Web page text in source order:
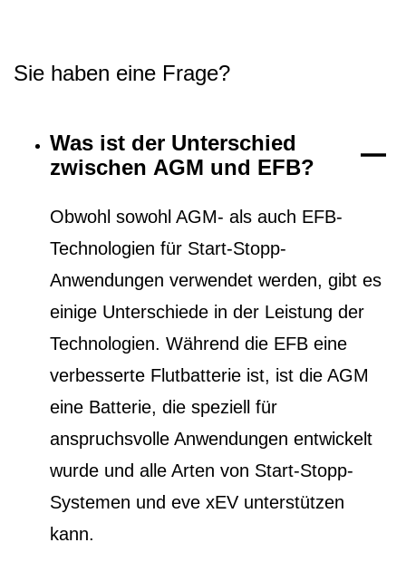
Sie haben eine Frage?
Was ist der Unterschied
zwischen AGM und EFB?
Obwohl sowohl AGM- als auch EFB-
Technologien für Start-Stopp-
Anwendungen verwendet werden, gibt es
einige Unterschiede in der Leistung der
Technologien. Während die EFB eine
verbesserte Flutbatterie ist, ist die AGM
eine Batterie, die speziell für
anspruchsvolle Anwendungen entwickelt
wurde und alle Arten von Start-Stopp-
Systemen und eve xEV unterstützen
kann.